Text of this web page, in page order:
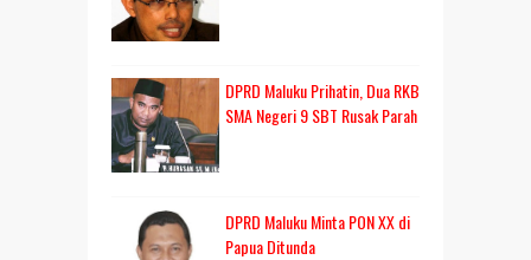
DPRD Maluku Prihatin, Dua RKB
SMA Negeri 9 SBT Rusak Parah
DPRD Maluku Minta PON XX di
Papua Ditunda